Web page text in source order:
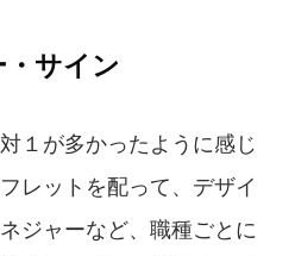
サイン
１が多かったように感じ
レットを配って、デザイ
ジャーなど、職種ごとに